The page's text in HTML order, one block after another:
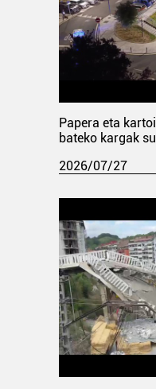
Papera eta
bateko kargak
2026/07/27